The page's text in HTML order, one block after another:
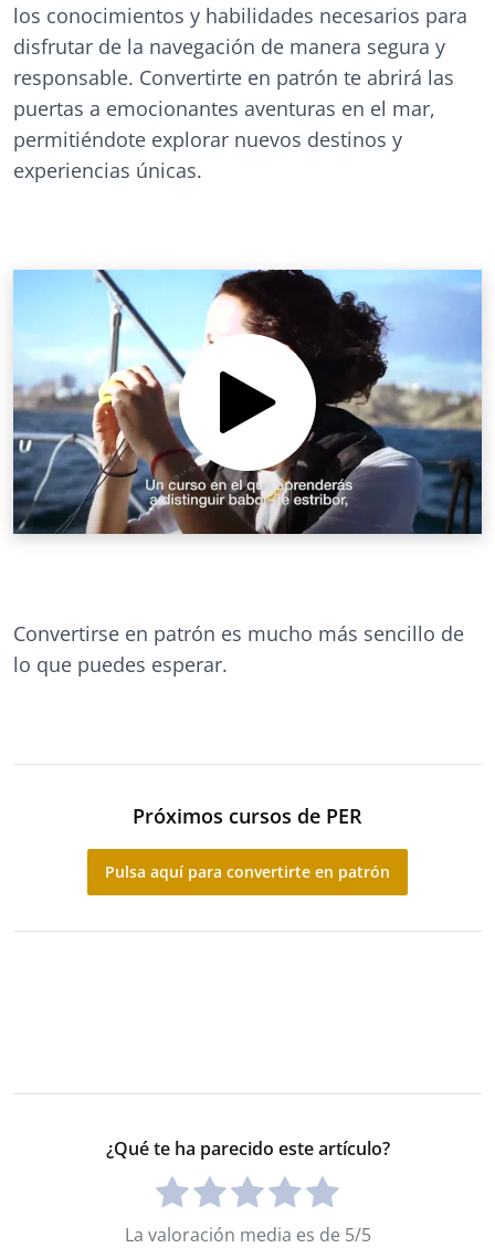
los conocimientos y habilidades necesarios para
disfrutar de la navegación de manera segura y
responsable. Convertirte en patrón te abrirá las
puertas a emocionantes aventuras en el mar,
permitiéndote explorar nuevos destinos y
experiencias únicas.
Convertirse en patrón es mucho más sencillo de
lo que puedes esperar.
Próximos cursos de PER
Pulsa aquí para convertirte en patrón
¿Qué te ha parecido este artículo?
La valoración media es de 5/5